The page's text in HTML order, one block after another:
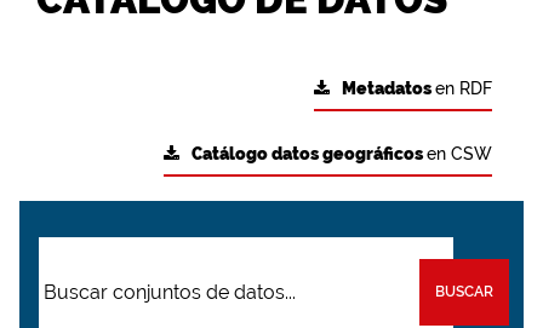
Metadatosen RDF
Catálogo datos geográficosen CSW
BUSCAR